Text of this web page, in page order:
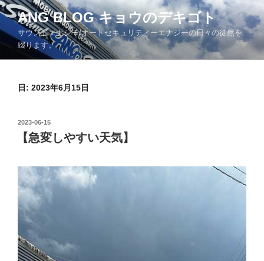
コ
ン
テ
ツ
ANG BLOG キョウのデキゴト
サウンドエナジー/オートセキュリティーエナジーの日々の徒然を
綴ります。
日: 2023年6月15日
投
稿
日:
2023-06-15
【急変しやすい天気】